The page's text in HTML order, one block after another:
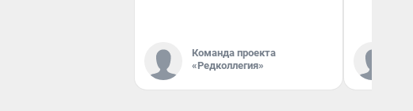
Команда проекта
«Редколлегия»